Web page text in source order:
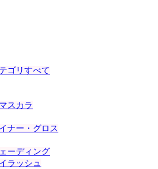
ゴリすべて
スカラ
ナー・グロス
ーディング
ラッシュ